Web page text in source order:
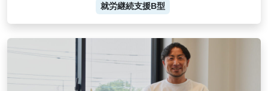
就労継続支援B型